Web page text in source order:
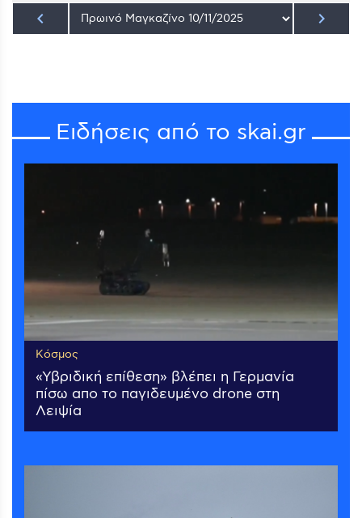
keyboard_arrow_left keyboard_arrow_right
Ειδήσεις από το skai.gr
Κόσμος
«Υβριδική επίθεση» βλέπει η Γερμανία
πίσω απο το παγιδευμένο drone στη
Λειψία